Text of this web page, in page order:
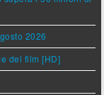
2026
del film [HD]